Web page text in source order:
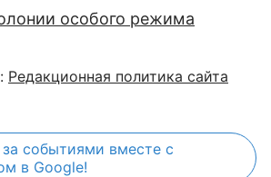
особого режима
Редакционная политика сайта
событиями вместе с
в Google!